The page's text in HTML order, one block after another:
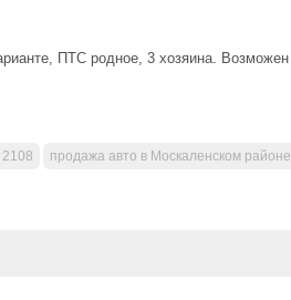
ПТС родное, 3 хозяина. Возможен
2108 продажа авто в Москаленском районе